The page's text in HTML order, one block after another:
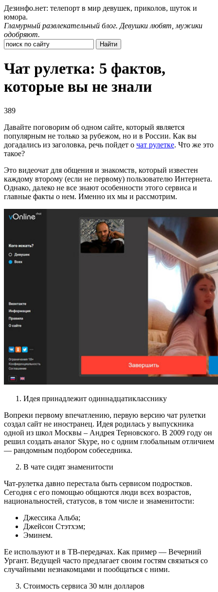
Дезинфо.нет: телепорт в мир девушек, приколов, шуток и
юмора.
Гламурный развлекательный блог. Девушки любят, мужики
одобряют.
Чат рулетка: 5 фактов,
которые вы не знали
389
Давайте поговорим об одном сайте, который является
популярным не только за рубежом, но и в России. Как вы
догадались из заголовка, речь пойдет о чат рулетке. Что же это
такое?
Это видеочат для общения и знакомств, который известен
каждому второму (если не первому) пользователю Интернета.
Однако, далеко не все знают особенности этого сервиса и
главные факты о нем. Именно их мы и рассмотрим.
Идея принадлежит одиннадцатикласснику
Вопреки первому впечатлению, первую версию чат рулетки
создал сайт не иностранец. Идея родилась у выпускника
одной из школ Москвы – Андрея Терновского. В 2009 году он
решил создать аналог Skype, но с одним глобальным отличием
— рандомным подбором собеседника.
В чате сидят знаменитости
Чат-рулетка давно перестала быть сервисом подростков.
Сегодня с его помощью общаются люди всех возрастов,
национальностей, статусов, в том числе и знаменитости:
Джессика Альба;
Джейсон Стэтхэм;
Эминем.
Ее используют и в ТВ-передачах. Как пример — Вечерний
Ургант. Ведущей часто предлагает своим гостям связаться со
случайными незнакомцами и пообщаться с ними.
Стоимость сервиса 30 млн долларов